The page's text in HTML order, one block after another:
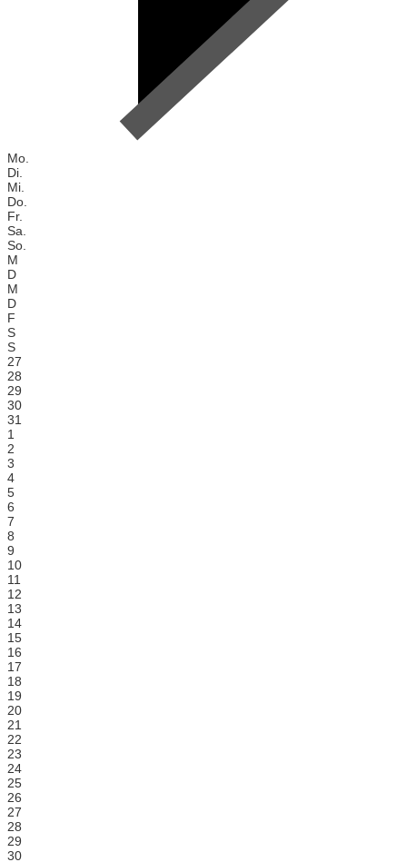
Mo.
Di.
Mi.
Do.
Fr.
Sa.
So.
M
D
M
D
F
S
S
27
28
29
30
31
1
2
3
4
5
6
7
8
9
10
11
12
13
14
15
16
17
18
19
20
21
22
23
24
25
26
27
28
29
30